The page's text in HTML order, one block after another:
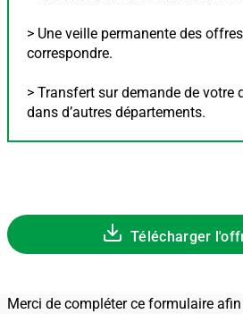
> Une veille permanente des
correspondre.
> Transfert sur demande de votre
dans d’autres départements.
Télécharger
Merci de compléter ce formulaire